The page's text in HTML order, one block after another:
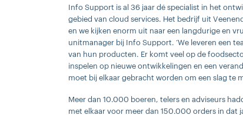
Info Support is al 36 jaar dé specialist in het
gebied van cloud services. Het bedrijf uit
en we kijken enorm uit naar een langdurige en
unitmanager bij Info Support. ‘We leveren een
van hun producten. Er komt veel op de
inspelen op nieuwe ontwikkelingen en een
moet bij elkaar gebracht worden om een slag te
Meer dan 10.000 boeren, telers en adviseurs
met elkaar voor meer dan 150.000 orders in dat